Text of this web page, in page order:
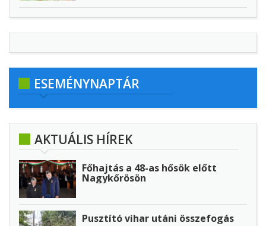
ESEMÉNYNAPTÁR
AKTUÁLIS HÍREK
Főhajtás a 48-as hősök előtt
Nagykőrösön
Pusztító vihar utáni összefogás